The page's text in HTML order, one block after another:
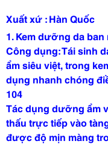
Xuất xứ : Hàn Quốc
1.Kem dưỡng da ban
Công dụng: Tái sinh
ẩm siêu việt, trong
dụng nhanh chóng
104
Tác dụng dưỡng ẩm
thấu trực tiếp vào
được độ mịn màng